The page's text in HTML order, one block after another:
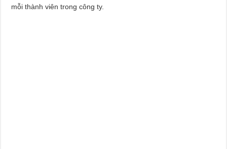
mỗi thành viên trong công ty.